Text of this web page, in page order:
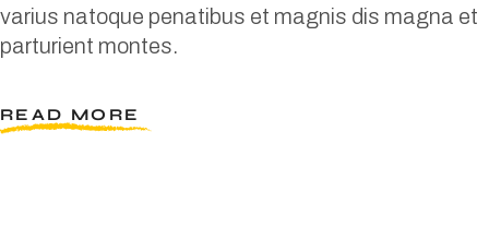
varius natoque penatibus et magnis dis magna et
parturient montes.
READ MORE